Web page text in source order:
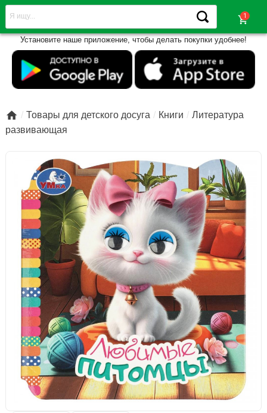
shopping_cart
Установите наше приложение, чтобы делать покупки удобнее!
 Товары для детского досуга Книги
Литература
развивающая